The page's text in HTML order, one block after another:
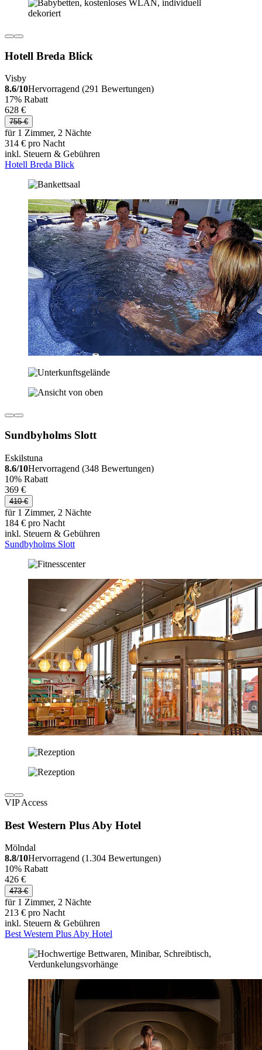
Hotell Breda Blick
Visby
8.6/10Hervorragend (291 Bewertungen)
17% Rabatt
628 €
755 €
für 1 Zimmer, 2 Nächte
314 € pro Nacht
inkl. Steuern & Gebühren
Hotell Breda Blick
Sundbyholms Slott
Eskilstuna
8.6/10Hervorragend (348 Bewertungen)
10% Rabatt
369 €
410 €
für 1 Zimmer, 2 Nächte
184 € pro Nacht
inkl. Steuern & Gebühren
Sundbyholms Slott
VIP Access
Best Western Plus Aby Hotel
Mölndal
8.8/10Hervorragend (1.304 Bewertungen)
10% Rabatt
426 €
473 €
für 1 Zimmer, 2 Nächte
213 € pro Nacht
inkl. Steuern & Gebühren
Best Western Plus Aby Hotel